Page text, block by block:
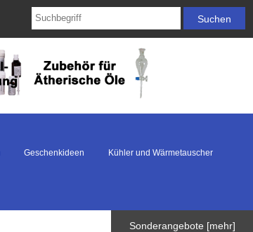
Geschenkideen Kühler und Wärmetauscher
Sonderangebote [mehr]